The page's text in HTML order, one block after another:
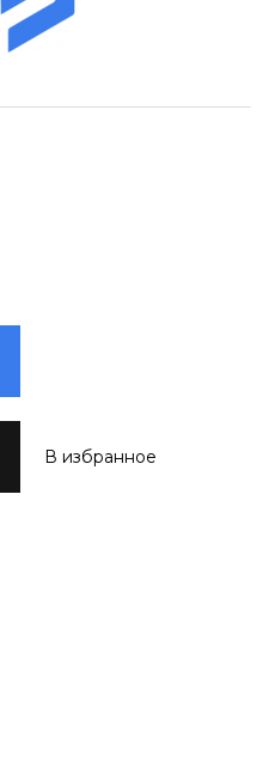
В избранное